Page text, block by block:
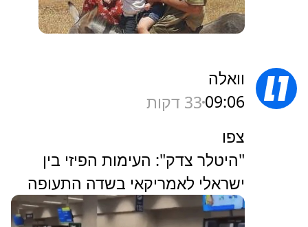
וואלה
09:0633 דקות
צפו
"היטלר צדק": העימות הפיזי בין
ישראלי לאמריקאי בשדה התעופה